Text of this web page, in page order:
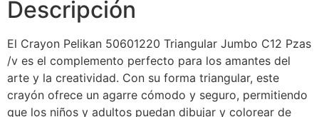
Descripción
El Crayon Pelikan 50601220 Triangular Jumbo C12 Pzas
/v es el complemento perfecto para los amantes del
arte y la creatividad. Con su forma triangular, este
crayón ofrece un agarre cómodo y seguro, permitiendo
que los niños y adultos puedan dibujar y colorear de